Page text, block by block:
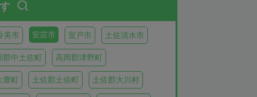
美市 安芸市 室戸市 土佐清水市
郡中土佐町 高岡郡津野町
豊町 土佐郡土佐町 土佐郡大川村